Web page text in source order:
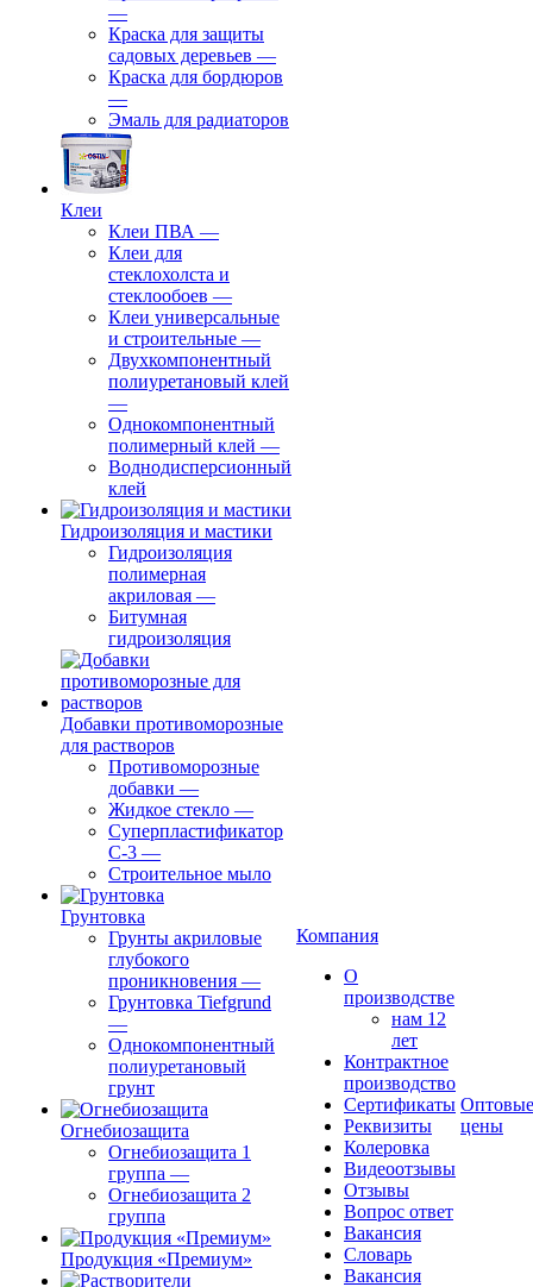
—
Краска для защиты
садовых деревьев —
⁠Краска для бордюров
—
Эмаль для радиаторов
Клеи
Клеи ПВА —
Клеи для
стеклохолста и
стеклообоев —
Клеи универсальные
и строительные —
Двухкомпонентный
полиуретановый клей
—
Однокомпонентный
полимерный клей —
Воднодисперсионный
клей
Гидроизоляция и мастики
Гидроизоляция
полимерная
акриловая —
Битумная
гидроизоляция
Добавки противоморозные
для растворов
Противоморозные
добавки —
Жидкое стекло —
Суперпластификатор
С-3 —
Строительное мыло
Грунтовка
Грунты акриловые
глубокого
проникновения —
Грунтовка Tiefgrund
—
Однокомпонентный
полиуретановый
грунт
Огнебиозащита
Огнебиозащита 1
группа —
Огнебиозащита 2
группа
Продукция «Премиум»
Компания
О
производстве
нам 12
лет
Контрактное
производство
Сертификаты
Реквизиты
Колеровка
Видеоотзывы
Отзывы
Вопрос ответ
Вакансия
Словарь
Вакансия
Оптовые
цены